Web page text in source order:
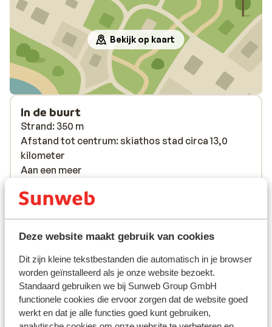
Deze website maakt gebruik van cookies
Dit zijn kleine tekstbestanden die automatisch in je browser
worden geïnstalleerd als je onze website bezoekt.
Standaard gebruiken we bij Sunweb Group GmbH
functionele cookies die ervoor zorgen dat de website goed
werkt en dat je alle functies goed kunt gebruiken,
Bekijk op kaart
In de buurt
Strand: 350 m
Afstand tot centrum: skiathos stad circa 13,0
kilometer
Aan een meer
Bushalte: 50 m
Restaurant: 250 m
Afstand tot dichtstbijzijnde apotheek Skiathos-
town circa 13 kilometer
Afstand tot dichtstbijzijnde arts Skiathos-town
circa 13 kilometer